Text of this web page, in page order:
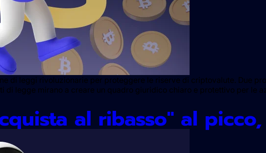
di leggi rivoluzionarie per proteggere le riserve di criptovalute. Due
di legge mirano a creare un quadro giuridico chiaro e protettivo per le
al ribasso" al